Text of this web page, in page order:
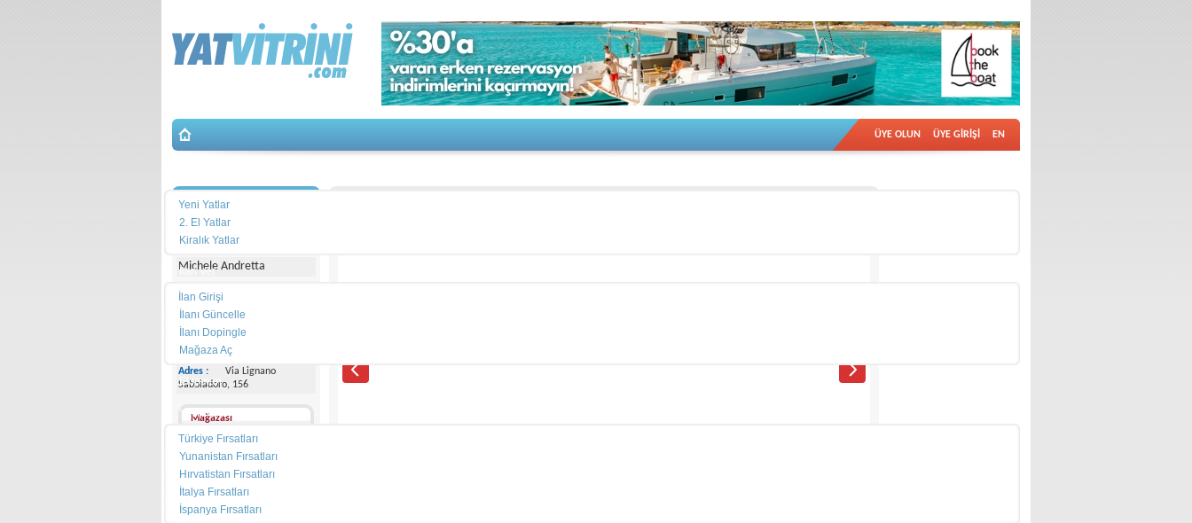
ÜYE OLUN ÜYE GİRİŞİ EN
Yeni Yatlar
2. El Yatlar
Kiralık Yatlar
İlan Ver
İlan Girişi
İlanı Güncelle
İlanı Dopingle
Mağaza Aç
Ekipman
Yat Kiralama
Türkiye Fırsatları
Yunanistan Fırsatları
Hırvatistan Fırsatları
İtalya Fırsatları
İspanya Fırsatları
İletişim
Yacht Center Club
Michele Andretta
Telefon :
Cep
Telefonu :
+393474077005
Adres :
Via Lignano
Sabbiadoro, 156
Mağazası
Mesaj Gönder
Favorilerime ekle